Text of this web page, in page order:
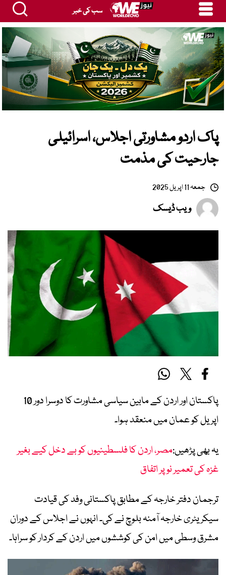
سب کی خبر
پاک اردو مشاورتی اجلاس، اسرائیلی
جارحیت کی مذمت
جمعہ 11 اپریل 2025
ویب ڈیسک
پاکستان اور اردن کے مابین سیاسی مشاورت کا دوسرا دور 10
اپریل کو عمان میں منعقد ہوا۔
یہ بھی پڑھیں:مصر، اردن کا فلسطینیوں کو بے دخل کیے بغیر
غزہ کی تعمیر نو پر اتفاق
ترجمان دفتر خارجہ کے مطابق پاکستانی وفد کی قیادت
سیکریٹری خارجہ آمنہ بلوچ نے کی۔ انہوں نے اجلاس کے دوران
مشرق وسطی میں امن کی کوششوں میں اردن کے کردار کو سراہا۔